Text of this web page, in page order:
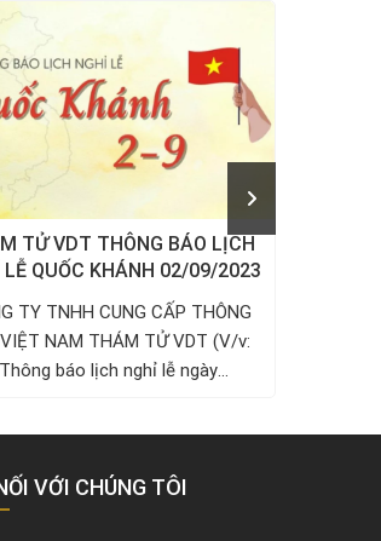
TỬ VDT THÔNG BÁO LỊCH
NGHỈ LỄ QUỐC KHÁNH 02/09/2023
TY TNHH CUNG CẤP THÔNG
NAM THÁM TỬ VDT (V/v:
Thông báo lịch nghỉ lễ ngày
VỚI CHÚNG TÔI